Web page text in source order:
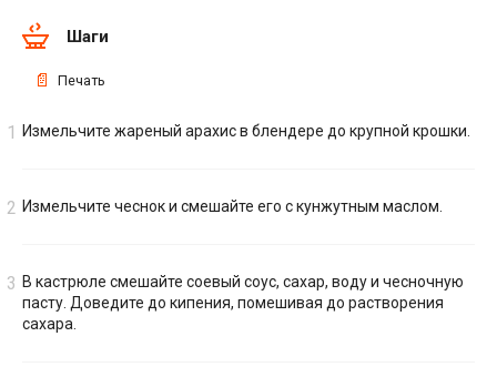
Шаги
Печать
Измельчите жареный арахис в блендере до крупной крошки.
Измельчите чеснок и смешайте его с кунжутным маслом.
В кастрюле смешайте соевый соус, сахар, воду и чесночную
пасту. Доведите до кипения, помешивая до растворения
сахара.